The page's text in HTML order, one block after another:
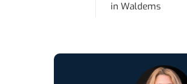
inWaldems